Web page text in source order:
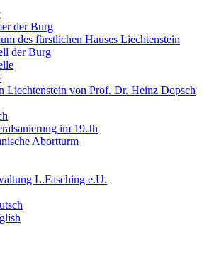
der Burg
des fürstlichen Hauses Liechtenstein
der Burg
Liechtenstein von Prof. Dr. Heinz Dopsch
im 19.Jh
Abortturm
L.Fasching e.U.